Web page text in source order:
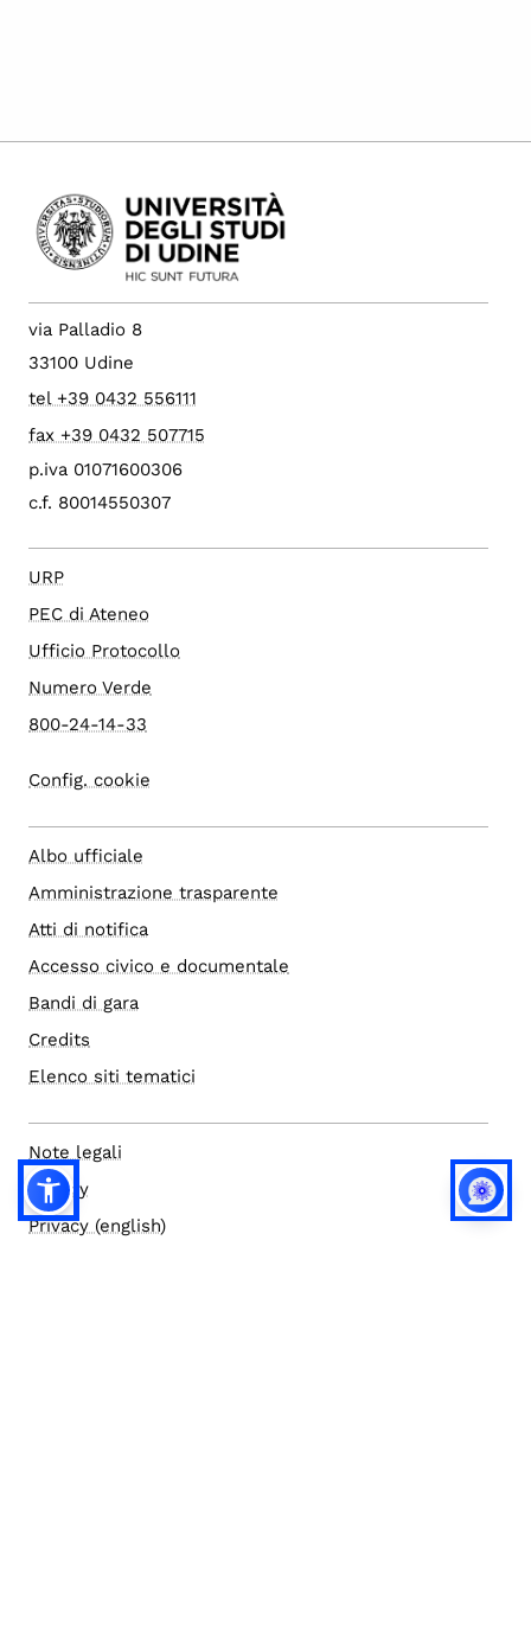
via Palladio 8
33100 Udine
tel +39 0432 556111
fax +39 0432 507715
p.iva 01071600306
c.f. 80014550307
URP
PEC di Ateneo
Ufficio Protocollo
Numero Verde
800-24-14-33
Config. cookie
Albo ufficiale
Amministrazione trasparente
Atti di notifica
Accesso civico e documentale
Bandi di gara
Credits
Elenco siti tematici
Note legali
Privacy
Privacy (english)